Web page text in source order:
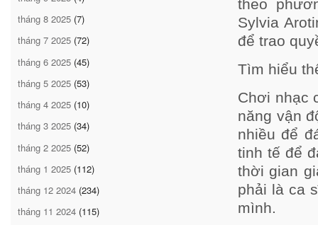
tháng 8 2025 (7)
tháng 7 2025 (72)
tháng 6 2025 (45)
tháng 5 2025 (53)
tháng 4 2025 (10)
tháng 3 2025 (34)
tháng 2 2025 (52)
tháng 1 2025 (112)
tháng 12 2024 (234)
tháng 11 2024 (115)
theo
Sylvia
để trao
Tìm hiểu
Chơi nhạc
năng vận
nhiều để
tinh tế để
thời gian
phải là ca
mình.